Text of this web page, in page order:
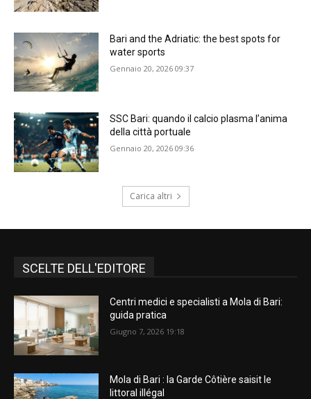
Bari and the Adriatic: the best spots for
water sports
Gennaio 20, 2026 09:37
SSC Bari: quando il calcio plasma l’anima
della città portuale
Gennaio 20, 2026 09:36
Carica altri
SCELTE DELL'EDITORE
Centri medici e specialisti a Mola di Bari:
guida pratica
Giugno 7, 2026 19:18
Mola di Bari : la Garde Côtière saisit le
littoral illégal